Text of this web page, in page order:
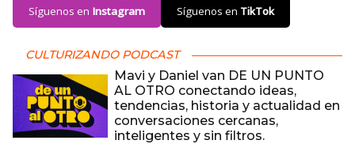
Síguenos en Instagram Síguenos en TikTok
CULTURIZANDO PODCAST
Mavi y Daniel van DE UN PUNTO
AL OTRO conectando ideas,
tendencias, historia y actualidad en
conversaciones cercanas,
inteligentes y sin filtros.